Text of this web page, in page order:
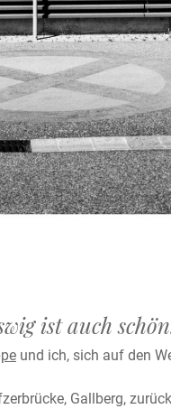
ist auch
und ich, sich auf den
Gallberg,